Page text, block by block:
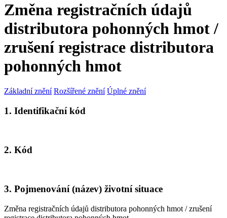
Změna registračních údajů
distributora pohonných hmot /
zrušení registrace distributora
pohonných hmot
Základní znění Rozšířené znění Úplné znění
1. Identifikační kód
2. Kód
3. Pojmenování (název) životní situace
Změna registračních údajů distributora pohonných hmot / zrušení